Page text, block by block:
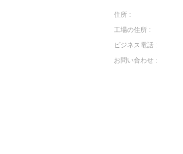
住所 :
工場の住所 :
ビジネス電話 :
お問い合わせ :